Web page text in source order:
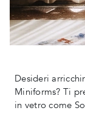
Desideri
Miniforms? Ti
in vetro come